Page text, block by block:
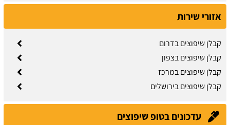
אזורי שירות
קבלן שיפוצים בדרום
קבלן שיפוצים בצפון
קבלן שיפוצים במרכז
קבלן שיפוצים בירושלים
עדכונים בטופ שיפוצים